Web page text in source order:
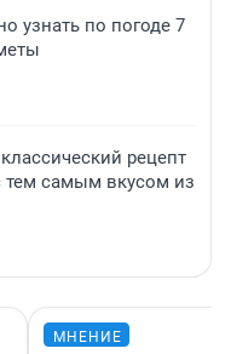
узнать по погоде 7
рецепт
тем самым вкусом из
МНЕНИЕ